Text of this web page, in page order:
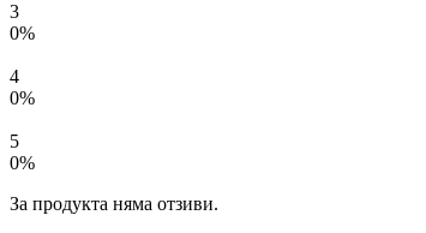
3
0%
4
0%
5
0%
За продукта няма отзиви.